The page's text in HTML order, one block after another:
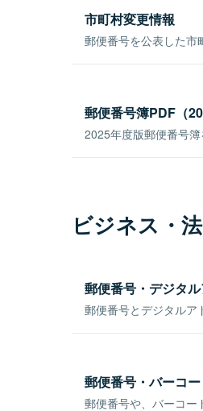
市町村変更情報
郵便番号を公表した市
郵便番号簿PDF（
2025年度版郵便番号簿
ビジネス・
郵便番号・デジタ
郵便番号とデジタルア
郵便番号・バーコ
郵便番号や、バーコー